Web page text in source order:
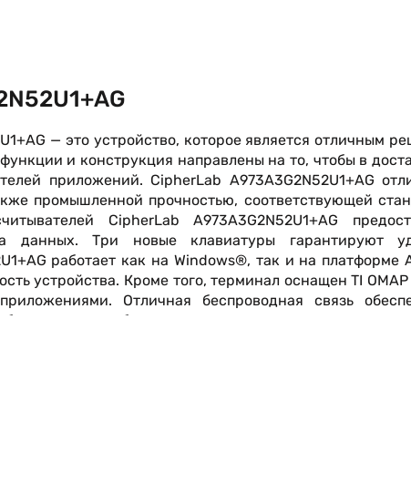
— это устройство, которое является отличным
и конструкция направлены на то, чтобы в
приложений. CipherLab A973A3G2N52U1+AG
промышленной прочностью, соответствующей
CipherLab A973A3G2N52U1+AG
данных. Три новые клавиатуры гарантируют
работает как на Windows®, так и на платформе
устройства. Кроме того, терминал оснащен TI OMAP
Отличная беспроводная связь
на разных батареях гарантирует
увеличения производительности вашего бизнеса.